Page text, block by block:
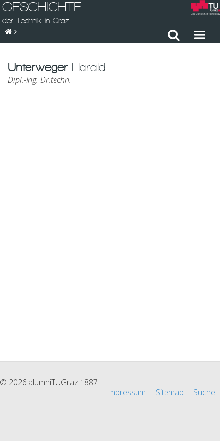
GESCHICHTE
der Technik in Graz
UnterwegerHarald
Dipl.-Ing. Dr.techn.
© 2026 alumniTUGraz 1887
Impressum
Sitemap Suche